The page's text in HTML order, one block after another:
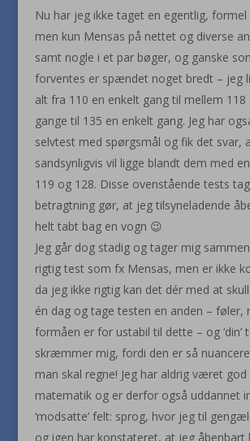
Nu har jeg ikke taget en egentlig,
men kun Mensas på nettet og diverse
samt nogle i et par bøger, og ganske
forventes er spændet noget bredt – jeg
alt fra 110 en enkelt gang til mellem 118
gange til 135 en enkelt gang. Jeg har
selvtest med spørgsmål og fik det svar,
sandsynligvis vil ligge blandt dem med
119 og 128. Disse ovenstående tests
betragtning gør, at jeg tilsyneladende
helt tabt bag en vogn 😉
Jeg går dog stadig og tager mig
rigtig test som fx Mensas, men er ikke
da jeg ikke rigtig kan det dér med at
én dag og tage testen en anden – føler,
formåen er for ustabil til dette – og ‘din’
skræmmer mig, fordi den er så
man skal regne! Jeg har aldrig været
matematik og er derfor også uddannet
‘modsatte’ felt: sprog, hvor jeg til
og igen har konstateret, at jeg åbenbart